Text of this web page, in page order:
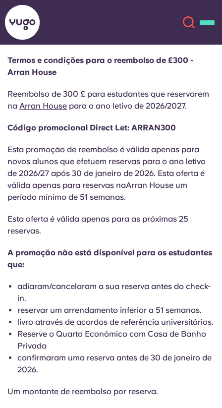
Sobre
Localizações
Mais
English (US)
Chinese
Español
Català
Italian
Selecione um país
Selecione uma cidade
Selecione uma residência
Iniciar sessão
English (US)
Chinese Español
Català Deutsch
Italian French
Termos e condições para o reembolso de £300 -
Arran House
Reembolso de 300 £ para estudantes que reservarem
na Arran House para o ano letivo de 2026/2027.
Código promocional Direct Let: ARRAN300
Esta promoção de reembolso é válida apenas para
novos alunos que efetuem reservas para o ano letivo
de 2026/27 após 30 de janeiro de 2026. Esta oferta é
válida apenas para reservas naArran House um
período mínimo de 51 semanas.
Esta oferta é válida apenas para as próximas 25
reservas.
A promoção não está disponível para os estudantes
que:
adiaram/cancelaram a sua reserva antes do check-
in.
reservar um arrendamento inferior a 51 semanas.
livro através de acordos de referência universitários.
Reserve o Quarto Económico com Casa de Banho
Privada
confirmaram uma reserva antes de 30 de janeiro de
2026.
Um montante de reembolso por reserva.